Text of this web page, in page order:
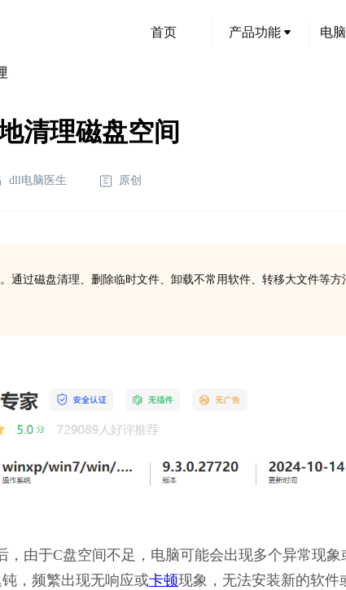
首页 产品功能 电
清理磁盘空间
dll电脑医生 原创
通过磁盘清理、删除临时文件、卸载不常用软件、转移大文件等
，由于C盘空间不足，电脑可能会出现多个异常现
，频繁出现无响应或卡顿现象，无法安装新的软件